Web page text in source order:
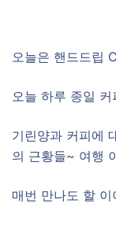
오늘은 핸드드립
오늘 하루 종일
기린양과 커피에
의 근황들~ 여행
매번 만나도 할